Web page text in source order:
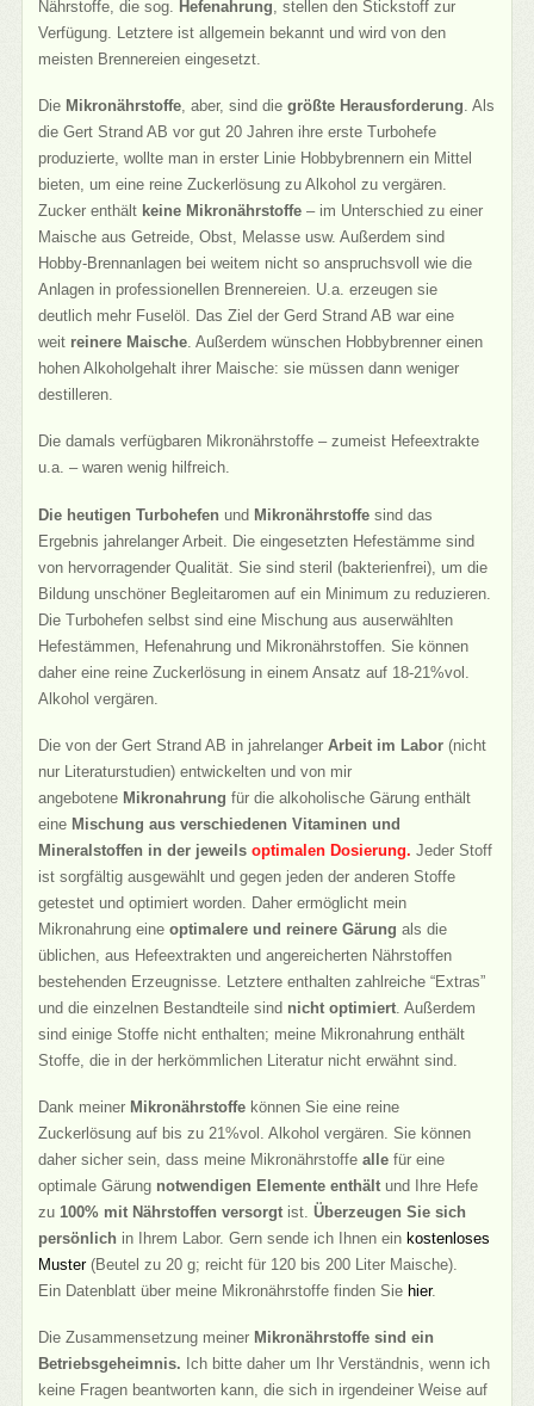
Nährstoffe, die sog. Hefenahrung , stellen den Stickstoff zur
Verfügung. Letztere ist allgemein bekannt und wird von den
meisten Brennereien eingesetzt.
Die Mikronährstoffe, aber, sind diegrößte Herausforderung. Als
die Gert Strand AB vor gut 20 Jahren ihre erste Turbohefe
produzierte, wollte man in erster Linie Hobbybrennern ein Mittel
bieten, um eine reine Zuckerlösung zu Alkohol zu vergären.
Zucker enthält keine Mikronährstoffe – im Unterschied zu einer
Maische aus Getreide, Obst, Melasse usw. Außerdem sind
Hobby-Brennanlagen bei weitem nicht so anspruchsvoll wie die
Anlagen in professionellen Brennereien. U.a. erzeugen sie
deutlich mehr Fuselöl. Das Ziel der Gerd Strand AB war eine
weit reinere Maische. Außerdem wünschen Hobbybrenner einen
hohen Alkoholgehalt ihrer Maische: sie müssen dann weniger
destilleren.
Die damals verfügbaren Mikronährstoffe – zumeist Hefeextrakte
u.a. – waren wenig hilfreich.
Die heutigen Turbohefenund Mikronährstoffe sind das
Ergebnis jahrelanger Arbeit. Die eingesetzten Hefestämme sind
von hervorragender Qualität. Sie sind steril (bakterienfrei), um die
Bildung unschöner Begleitaromen auf ein Minimum zu reduzieren.
Die Turbohefen selbst sind eine Mischung aus auserwählten
Hefestämmen, Hefenahrung und Mikronährstoffen. Sie können
daher eine reine Zuckerlösung in einem Ansatz auf 18-21%vol.
Alkohol vergären.
Die von der Gert Strand AB in jahrelangerArbeit im Labor (nicht
nur Literaturstudien) entwickelten und von mir
angebotene Mikronahrung für die alkoholische Gärung enthält
eine Mischung aus verschiedenen Vitaminen und
Mineralstoffen in der jeweils optimalen Dosierung.Jeder Stoff
ist sorgfältig ausgewählt und gegen jeden der anderen Stoffe
getestet und optimiert worden. Daher ermöglicht mein
Mikronahrung eineoptimalere und reinere Gärung als die
üblichen, aus Hefeextrakten und angereicherten Nährstoffen
bestehenden Erzeugnisse. Letztere enthalten zahlreiche “Extras”
und die einzelnen Bestandteile sind nicht optimiert . Außerdem
sind einige Stoffe nicht enthalten; meine Mikronahrung enthält
Stoffe, die in der herkömmlichen Literatur nicht erwähnt sind.
Dank meiner Mikronährstoffe können Sie eine reine
Zuckerlösung auf bis zu 21%vol. Alkohol vergären. Sie können
daher sicher sein, dass meine Mikronährstoffealle für eine
optimale Gärung notwendigen Elemente enthält und Ihre Hefe
zu100% mit Nährstoffen versorgt ist.Überzeugen Sie sich
persönlich in Ihrem Labor. Gern sende ich Ihnen ein kostenloses
Muster(Beutel zu 20 g; reicht für 120 bis 200 Liter Maische).
Ein Datenblatt über meine Mikronährstoffe finden Sie hier.
Die Zusammensetzung meiner Mikronährstoffe sind ein
Betriebsgeheimnis. Ich bitte daher um Ihr Verständnis, wenn ich
keine Fragen beantworten kann, die sich in irgendeiner Weise auf